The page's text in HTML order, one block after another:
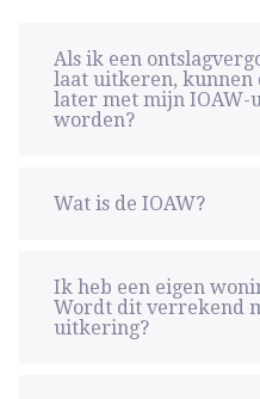
Als ik een
laat uitkeren, kunnen
later met mijn
worden?
Wat is de IOAW?
Ik heb een eigen
Wordt dit verrekend
uitkering?